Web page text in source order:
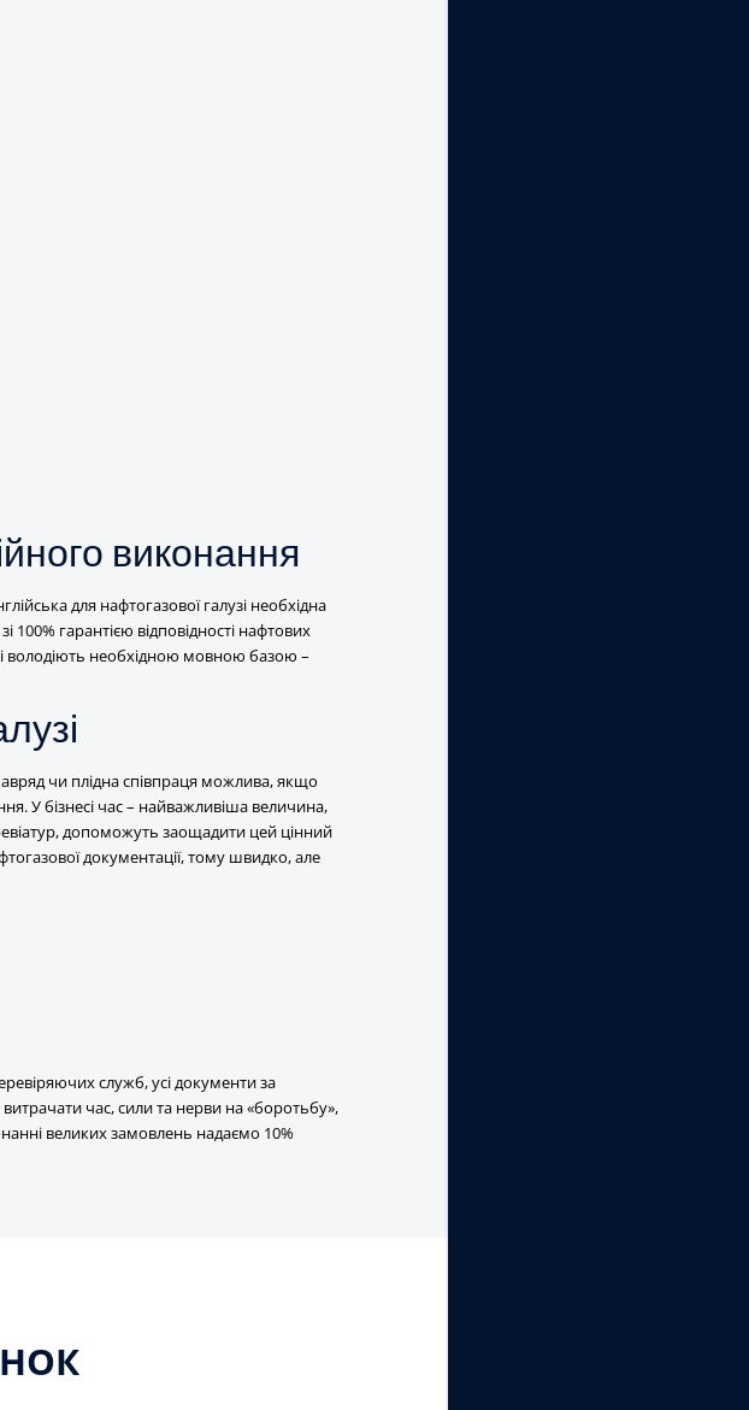
виконання
для нафтогазової галузі необхідна
гарантією відповідності нафтових
володіють необхідною мовною базою –
чи плідна співпраця можлива, якщо
У бізнесі час – найважливіша величина,
допоможуть заощадити цей цінний
документації, тому швидко, але
служб, усі документи за
час, сили та нерви на «боротьбу»,
великих замовлень надаємо 10%